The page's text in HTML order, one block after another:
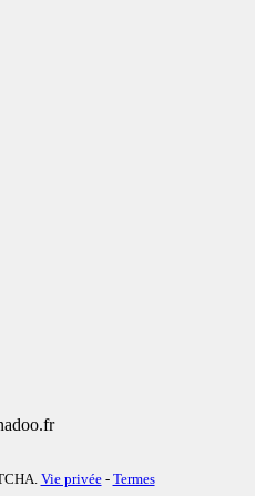
Vie privée- Termes